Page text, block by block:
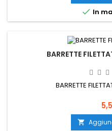
 In
BARRETTE
BARRETTE
